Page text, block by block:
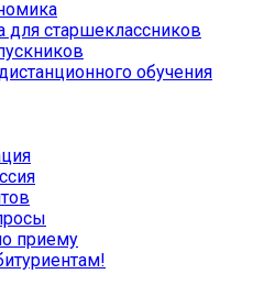
для старшеклассников
обучения
приему